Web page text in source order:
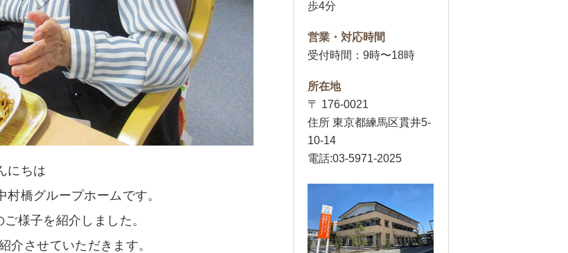
にちは
村橋グループホームです。
様子を紹介しました。
介させていただきます。
歩4分
営業・対応時間
受付時間：9時〜18時
所在地
〒 176-0021
住所 東京都練馬区貫井5-
10-14
電話:03-5971-2025